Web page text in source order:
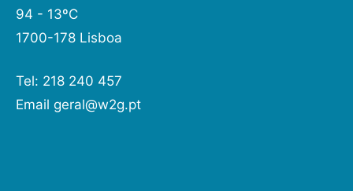
94 - 13ºC
1700-178 Lisboa
Tel: 218 240 457
Email geral@w2g.pt